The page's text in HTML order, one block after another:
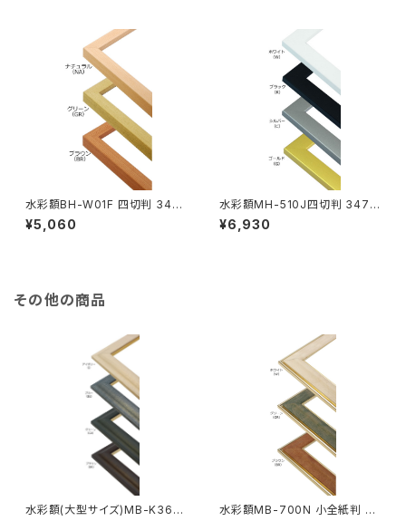
水彩額BH-W01F 四切判 347
×423ミリ
¥5,060
水彩額MH-510J四切判 347×
423ミリ
¥6,930
その他の商品
水彩額(大型サイズ)MB-K36M
水彩額MB-700N 小全紙判 50